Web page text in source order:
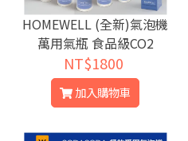
HOMEWELL (全新)氣泡機
萬用氣瓶 食品級CO2
NT$1800
加入購物車